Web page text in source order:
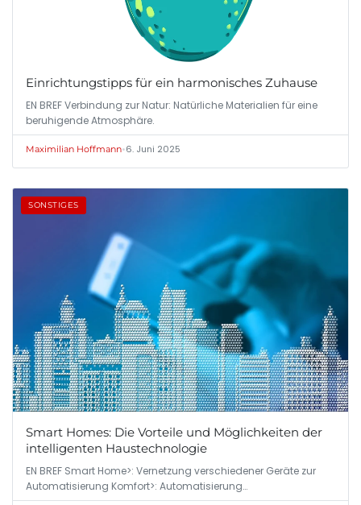
Einrichtungstipps für ein harmonisches Zuhause
EN BREF Verbindung zur Natur: Natürliche Materialien für eine
beruhigende Atmosphäre.
Maximilian Hoffmann•6. Juni 2025
SONSTIGES
Smart Homes: Die Vorteile und Möglichkeiten der
intelligenten Haustechnologie
EN BREF Smart Home>: Vernetzung verschiedener Geräte zur
Automatisierung Komfort>: Automatisierung…